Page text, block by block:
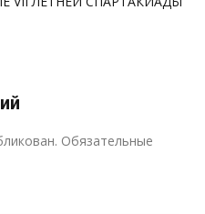
Обязательные